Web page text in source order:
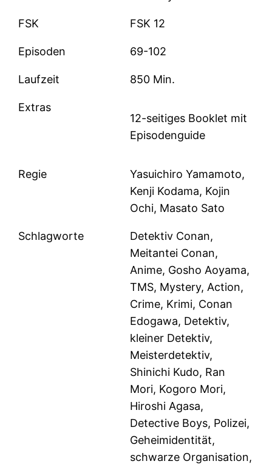
FSK FSK 12
Episoden 69-102
Laufzeit 850 Min.
Extras
12-seitiges Booklet mit
Episodenguide
Regie
Yasuichiro Yamamoto,
Kenji Kodama, Kojin
Ochi, Masato Sato
Schlagworte
Detektiv Conan,
Meitantei Conan,
Anime, Gosho Aoyama,
TMS, Mystery, Action,
Crime, Krimi, Conan
Edogawa, Detektiv,
kleiner Detektiv,
Meisterdetektiv,
Shinichi Kudo, Ran
Mori, Kogoro Mori,
Hiroshi Agasa,
Detective Boys, Polizei,
Geheimidentität,
schwarze Organisation,